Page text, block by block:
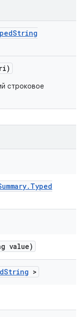
String
строковое
. Typed
value)
String >